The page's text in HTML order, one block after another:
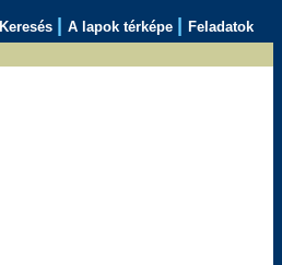
Keresés A lapok térképe
Feladatok